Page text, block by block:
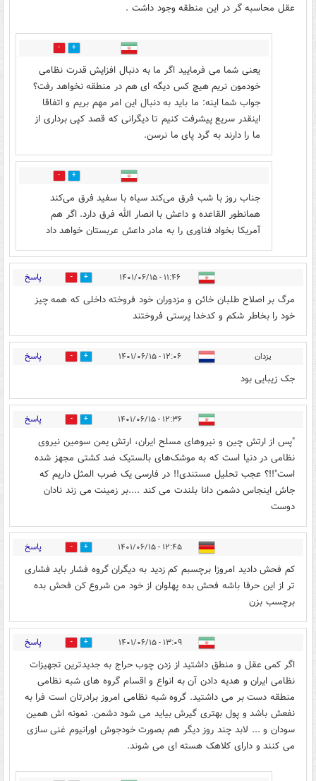
عقل محاسبه گر در این منطقه وجود داشت .
9
یعنی شما می فرمایید اگر ما به دنبال افزایش قدرت نظامی
خودمون نریم هیچ کس دیگه ای هم در منطقه نخواهد رفت؟
جواب شما اینه: ما باید به دنبال این امر مهم بریم و اتفاقا
اینقدر سریع پیشرفت کنیم تا دیگرانی که قصد کپی برداری از
ما را دارند به گرد پای ما نرسن.
2
جناب روز با شب فرق می‌کند سیاه با سفید فرق می‌کند
همانطور القاعده و داعش با انصار الله فرق دارد. اگر هم
آمریکا بخواد فناوری را به مادر داعش عربستان خواهد داد
۱۱:۴۶ - ۱۴۰۱/۰۶/۱۵ 10 پاسخ
مرگ بر اصلاح طلبان خائن و مزدوران خود فروخته داخلی که همه چیز
خود را بخاطر شکم و کدخدا پرستی فروختند
یزدان ۱۲:۰۶ - ۱۴۰۱/۰۶/۱۵ 3 پاسخ
جک زیبایی بود
۱۲:۳۶ - ۱۴۰۱/۰۶/۱۵ 5 پاسخ
"پس از ارتش چین و نیروهای مسلح ایران، ارتش یمن سومین نیروی
نظامی در دنیا است که به موشک‌های بالستیک ضد کشتی مجهز شده
است"!!؟ عجب تحلیل مستندی!! در فارسی یک ضرب المثل داریم که
جاش اینجاس دشمن دانا بلندت می کند ....بر زمینت می زند نادان
دوست
۱۲:۴۵ - ۱۴۰۱/۰۶/۱۵ 5 پاسخ
کم فحش دادید امروزا برچسبم کم زدید به دیگران گروه فشار باید فشاری
تر از این حرفا باشه فحش بده پهلوان از خود من شروع کن فحش بده
برچسب بزن
۱۳:۰۹ - ۱۴۰۱/۰۶/۱۵ 1 پاسخ
اگر کمی عقل و منطق داشتید از زدن چوب حراج به جدیدترین تجهیزات
نظامی ایران و هدیه دادن آن به انواع و اقسام گروه های شبه نظامی
منطقه دست بر می داشتید. گروه شبه نظامی امروز برادرتان است فرا به
نفعش باشد و پول بهتری گیرش بیاید می شود دشمن. نمونه اش همین
سودان و ... لابد چند روز دیگر هم بصورت خودجوش اورانیوم غنی سازی
می کنند و دارای کلاهک هسته ای می شوند.